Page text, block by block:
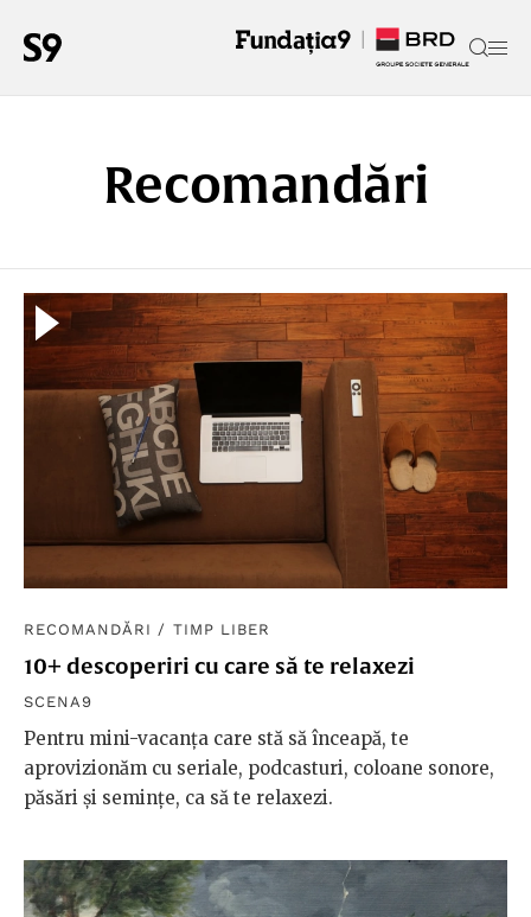
Recomandări
RECOMANDĂRI / TIMP LIBER
10+ descoperiri cu care să te relaxezi
SCENA9
Pentru mini-vacanța care stă să înceapă, te
aprovizionăm cu seriale, podcasturi, coloane sonore,
păsări și semințe, ca să te relaxezi.